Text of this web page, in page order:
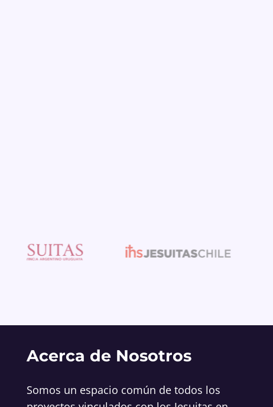
Acerca de Nosotros
Somos un espacio común de todos los